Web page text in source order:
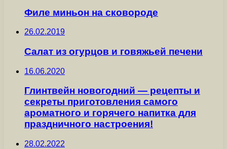
Филе миньон на сковороде
26.02.2019
Салат из огурцов и говяжьей печени
16.06.2020
Глинтвейн новогодний — рецепты и
секреты приготовления самого
ароматного и горячего напитка для
праздничного настроения!
28.02.2022